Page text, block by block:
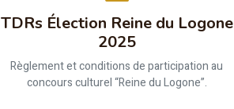
TDRs Élection Reine du Logone
2025
Règlement et conditions de participation au
concours culturel “Reine du Logone”.